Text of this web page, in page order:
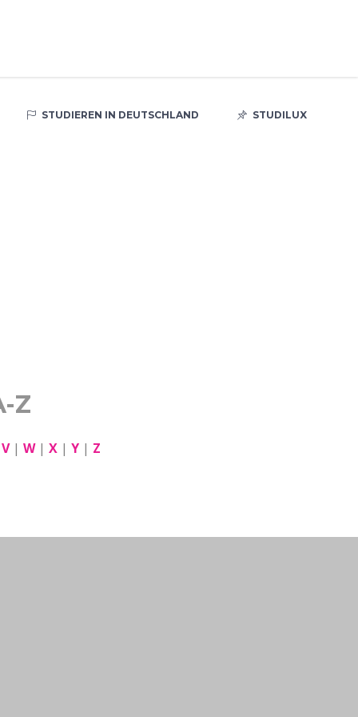
STUDIEREN IN DEUTSCHLAND STUDILUX
Z
V| W| X| Y| Z